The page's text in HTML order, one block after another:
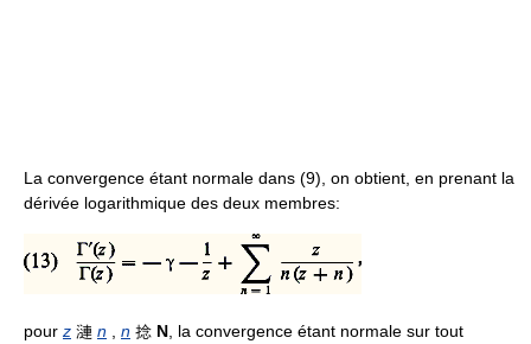
La convergence étant normale dans (9), on obtient, en prenant la
dérivée logarithmique des deux membres:
pour z 漣 n n 捻 N , la convergence étant normale sur tout